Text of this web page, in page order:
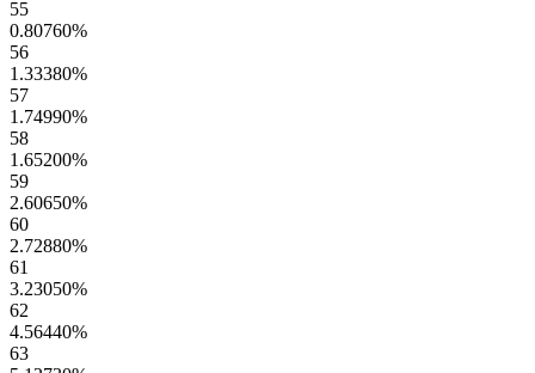
55
0.80760%
56
1.33380%
57
1.74990%
58
1.65200%
59
2.60650%
60
2.72880%
61
3.23050%
62
4.56440%
63